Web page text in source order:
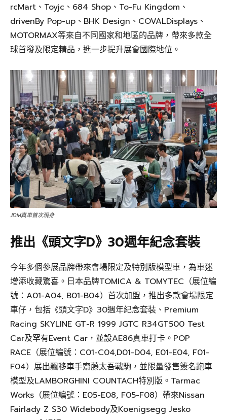
rcMart、Toyjc、684 Shop、To-Fu Kingdom、
drivenBy Pop-up、BHK Design、COVALDisplays、
MOTORMAX等來自不同國家和地區的品牌，帶來多款全
球首發及限定精品，進一步提升展會國際地位。
JDM真車首次現身
推出《頭文字D》30週年紀念套裝
今年多個參展品牌帶來會場限定及特別版模型車，為車迷
增添收藏驚喜。日本品牌TOMICA & TOMYTEC（展位編
號：A01-A04, B01-B04）首次加盟，推出多款會場限定
車仔，包括《頭文字D》30週年紀念套裝、Premium
Racing SKYLINE GT-R 1999 JGTC R34GT500 Test
Car及罕有Event Car，並設AE86真車打卡。POP
RACE（展位編號：C01-C04,D01-D04, E01-E04, F01-
F04）展出飄移車手齋藤太吾戰駒，並限量發售簽名跑車
模型及LAMBORGHINI COUNTACH特別版。Tarmac
Works（展位編號：E05-E08, F05-F08）帶來Nissan
Fairlady Z S30 Widebody及Koenigsegg Jesko